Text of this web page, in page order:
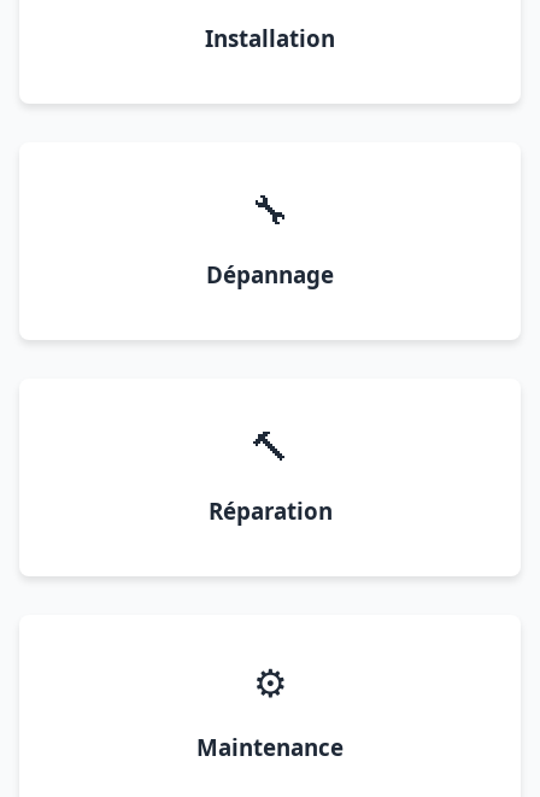
Installation
🔧
Dépannage
🔨
Réparation
⚙️
Maintenance